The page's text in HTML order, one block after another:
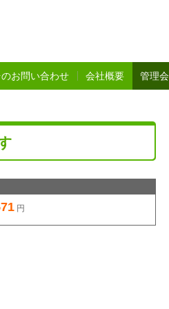
お問い合わせ 会社概要 管理
円